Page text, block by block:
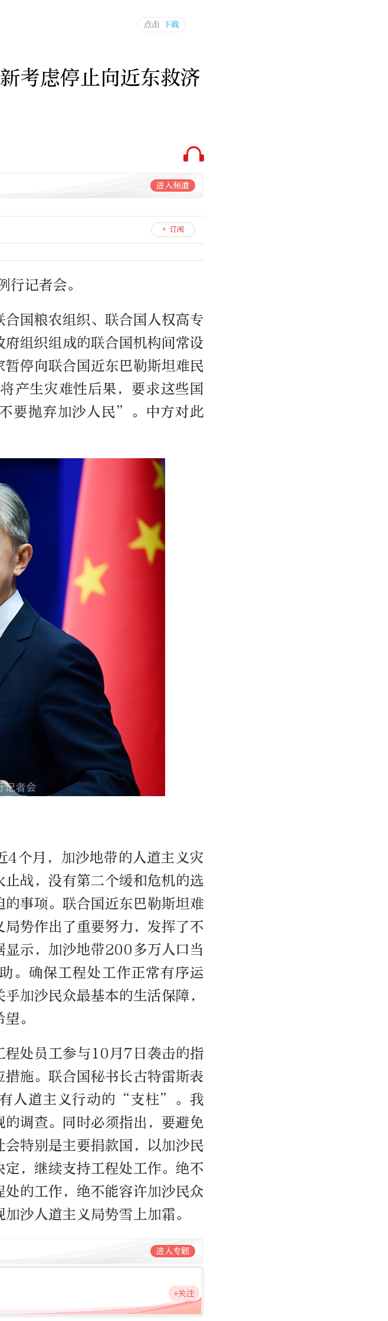
考虑停止向近东救济
进入频道
+ 订阅
记者会。
国粮农组织、联合国人权高专
组织组成的联合国机构间常设
停向联合国近东巴勒斯坦难民
产生灾难性后果，要求这些国
要抛弃加沙人民”。中方对此
4个月，加沙地带的人道主义灾
战，没有第二个缓和危机的选
事项。联合国近东巴勒斯坦难
势作出了重要努力，发挥了不
显示，加沙地带200多万人口当
。确保工程处工作正常有序运
加沙民众最基本的生活保障，
。
程处员工参与10月7日袭击的指
施。联合国秘书长古特雷斯表
人道主义行动的“支柱”。我
调查。同时必须指出，要避免
特别是主要捐款国，以加沙民
，继续支持工程处工作。绝不
的工作，绝不能容许加沙民众
沙人道主义局势雪上加霜。
进入专题
+关注